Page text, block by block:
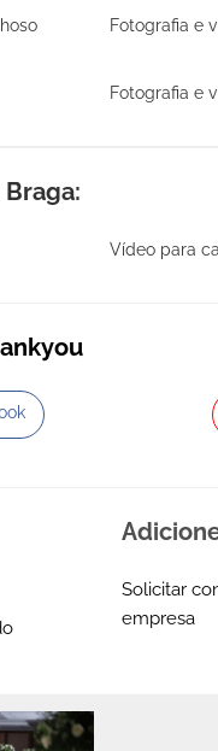
Fotografia e
Fotografia e
Vídeo para
Solicitar
empresa